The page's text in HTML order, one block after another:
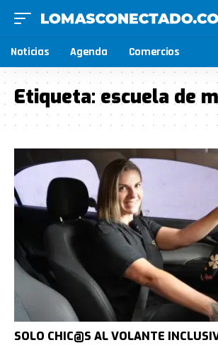
Noticias Agenda Comercios
Etiqueta:escuela de
SOLO CHIC@S AL VOLANTE